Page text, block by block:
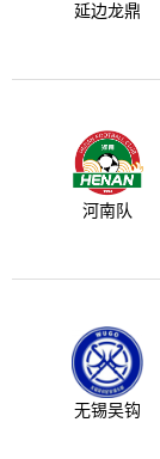
延边龙鼎
河南队
无锡吴钩